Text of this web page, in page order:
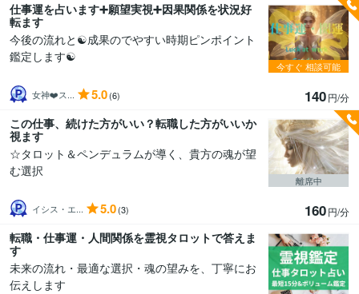
仕事運を占います➕願望実視➕因果関係を状況好
転ます
今後の流れと☯️成果のでやすい時期ピンポイント
鑑定します☯️
女神❤️ス... 5.0(6) 140円/分
今すぐ 相談可能
この仕事、続けた方がいい？転職した方がいいか
視ます
☆タロット＆ペンデュラムが導く、貴方の魂が望
む選択
イシス・エ... 5.0(3) 160円/分
離席中
転職・仕事運・人間関係を霊視タロットで答えま
す
未来の流れ・最適な選択・魂の望みを、丁寧にお
伝えします